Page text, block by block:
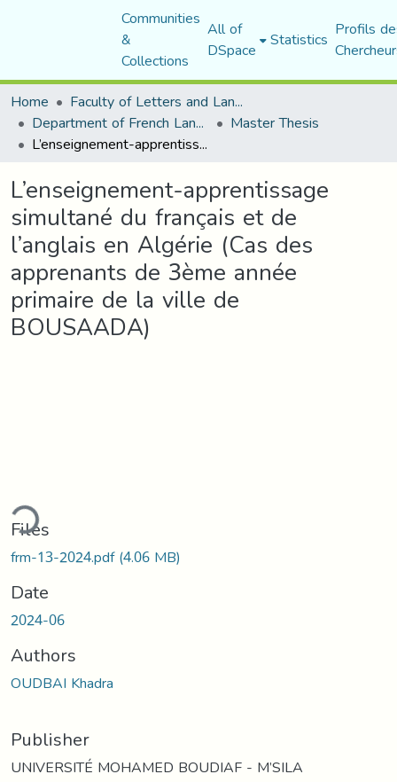
Communities
&
Collections
All of
DSpace Statistics Profils
Home
Faculty of Letters and Languages
Department of French Language and Literature Master Thesis
L’enseignement-apprentissage simultané du français et de l’anglais en Algérie (Cas des apprenants de 3ème année primaire de la ville de BOUSAADA)
L’enseignement-apprentissage
simultané du français et de
l’anglais en Algérie (Cas des
apprenants de 3ème année
primaire de la ville de
BOUSAADA)
Files
frm-13-2024.pdf(4.06 MB)
Date
2024-06
Authors
OUDBAI Khadra
Publisher
UNIVERSITÉ MOHAMED BOUDIAF - M’SILA